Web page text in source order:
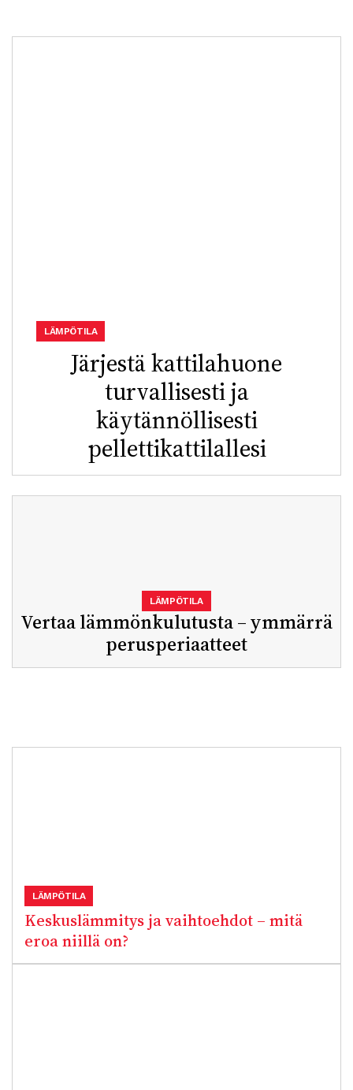
Järjestä kattilahuone
turvallisesti ja
käytännöllisesti
pellettikattilallesi
LÄMPÖTILA
Vertaa lämmönkulutusta – ymmärrä
perusperiaatteet
LÄMPÖTILA
Keskuslämmitys ja vaihtoehdot – mitä
eroa niillä on?
LÄMPÖTILA